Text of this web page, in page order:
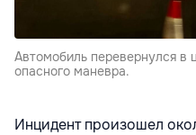
Автомобиль перевернулся в
опасного маневра.
Инцидент произошел